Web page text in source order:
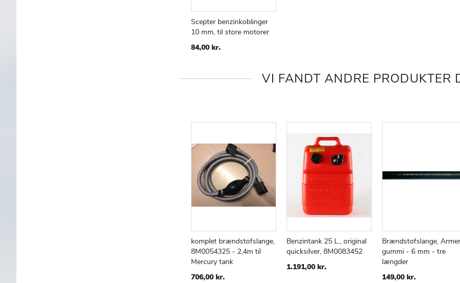
TILFØJ
TIL
ØNSKE
SAMMENLIGN
Scepter benzinkoblinger
10 mm, til store motorer
84,00 kr.
VI FANDT ANDRE PRODUKTER
komplet brændstofslange,
8M0054325 - 2,4m til
Mercury tank
706,00 kr.
Benzintank 25 L., original
quicksilver, 8M0083452
1.191,00 kr.
Brændstofslange,
gummi - 6 mm - tre
længder
149,00 kr.